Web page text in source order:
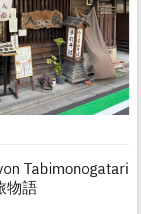
Tabimonogatari
物語